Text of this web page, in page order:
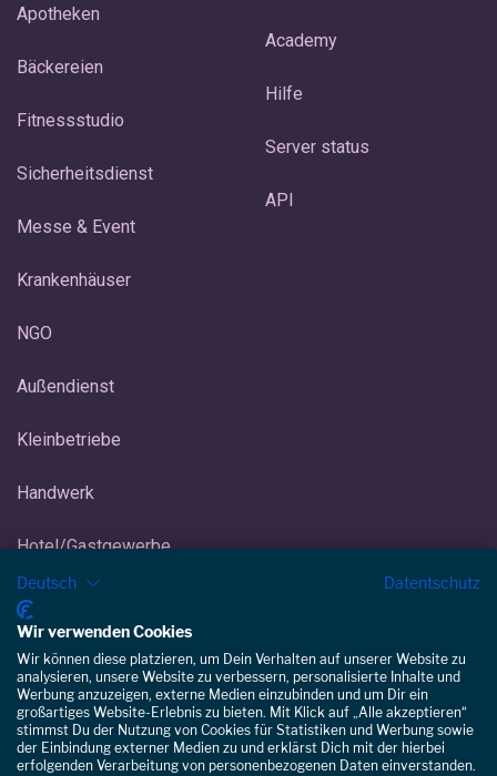
Apotheken
Bäckereien
Fitnessstudio
Sicherheitsdienst
Messe & Event
Krankenhäuser
NGO
Außendienst
Kleinbetriebe
Handwerk
Hotel/Gastgewerbe
Eisdiele/Eiscafé
Gebäudereinigung
Academy
Hilfe
Server status
API
Deutsch Datentschutz
Wir verwenden Cookies
Wir können diese platzieren, um Dein Verhalten auf unserer Website zu
analysieren, unsere Website zu verbessern, personalisierte Inhalte und
Werbung anzuzeigen, externe Medien einzubinden und um Dir ein
großartiges Website-Erlebnis zu bieten. Mit Klick auf „Alle akzeptieren“
stimmst Du der Nutzung von Cookies für Statistiken und Werbung sowie
der Einbindung externer Medien zu und erklärst Dich mit der hierbei
erfolgenden Verarbeitung von personenbezogenen Daten einverstanden.
Staffomatic
100%
Empfehlungen auf
ProvenExpert.com
GUT
4,28 / 5,00